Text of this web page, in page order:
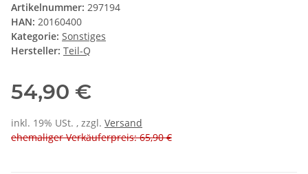
Artikelnummer: 297194
HAN: 20160400
Kategorie: Sonstiges
Hersteller: Teil-Q
54,90 €
inkl. 19% USt. , zzgl. Versand
ehemaliger Verkäuferpreis: 65,90 €